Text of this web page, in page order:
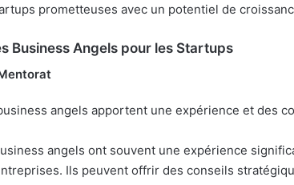
prometteuses avec un potentiel de
Business Angels pour les Startups
angels apportent une expérience et des
angels ont souvent une expérience
Ils peuvent offrir des conseils